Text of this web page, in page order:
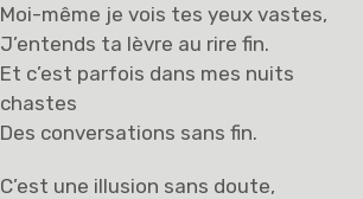
Moi-même je vois tes yeux vastes,
J’entends ta lèvre au rire fin.
Et c’est parfois dans mes nuits
chastes
Des conversations sans fin.
C’est une illusion sans doute,